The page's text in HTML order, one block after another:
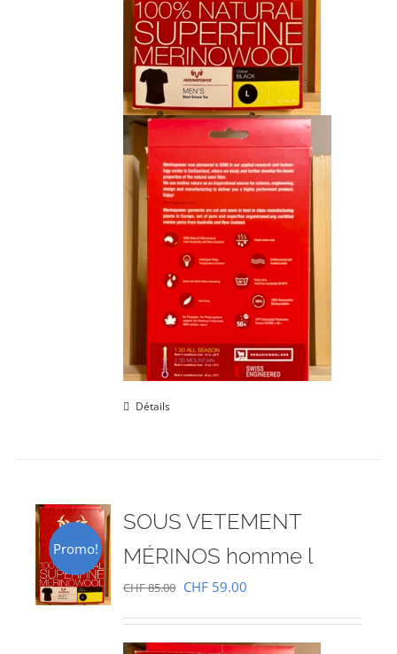
Détails
Promo!
SOUS VETEMENT
MÉRINOS homme l
CHF85.00 Le
initial
CHF 59.00
actuel